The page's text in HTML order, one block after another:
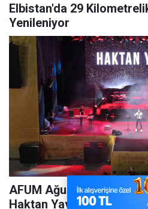
Elbistan'da 29
Yenileniyor
AFUM Ağustos
Haktan Yavuz Rüzgârı